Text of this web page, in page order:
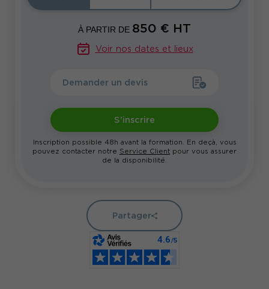
À PARTIR DE 850 € HT
Voir nos dates et lieux
Demander un devis
S'inscrire
Inscription possible 48h avant la formation. En deçà, vous
pouvez contacter notre Service Client pour vous assurer
de la disponibilité.
Partager